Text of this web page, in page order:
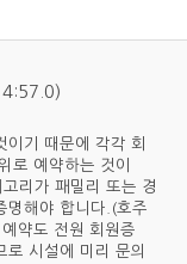
기 때문에 각각 회
로 예약하는 것이
리가 패밀리 또는 경
명해야 합니다.(호주
약도 전원 회원증
시설에 미리 문의